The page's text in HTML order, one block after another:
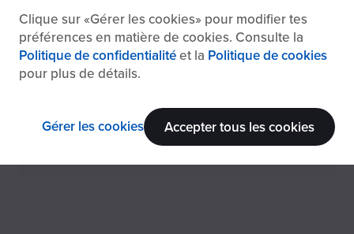
Clique sur Gérer les cookies pour modifier tes
préférences en matière de cookies. Consulte la
Politique de confidentialitéet la Politique de cookies
pour plus de détails.
Gérer les cookies Accepter tous les cookies
Can I row with my family members when
using the family plan?